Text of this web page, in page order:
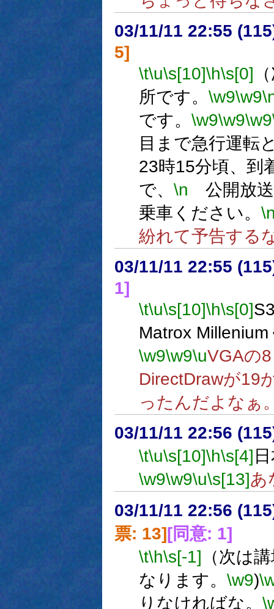
03/11/11 22:55
5]
\t\u\s[10]\h\s[0]
所です。 \w9\w9
です。 \w9\w9\w9
目まで急行運転
23時15分頃、到
で、 \n 公開放
乗車ください。
紛れて予告する
03/11/11 22:55
1]
\t\u\s[10]\h\s[0]
Matrox
\w9\w9\uVGAの
DirectDrawが19
ったんだよなぁ
03/11/11 22:56
\t\u\s[10]\h\s[4]
\w9\w9\u\s[13]あ
03/11/11 22:56
票: 13][同意: 1]
\t\h\s[-1] （次は
なります。 \w9)
りなければな。